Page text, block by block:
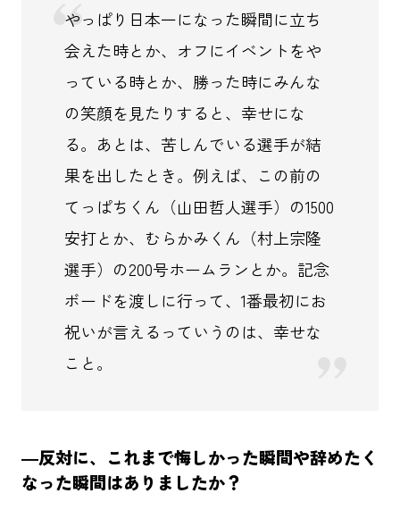
やっぱり日本一になった瞬間に立ち
会えた時とか、オフにイベントをや
っている時とか、勝った時にみんな
の笑顔を見たりすると、幸せにな
る。あとは、苦しんでいる選手が結
果を出したとき。例えば、この前の
てっぱちくん（山田哲人選手）の1500
安打とか、むらかみくん（村上宗隆
選手）の200号ホームランとか。記念
ボードを渡しに行って、1番最初にお
祝いが言えるっていうのは、幸せな
こと。
―反対に、これまで悔しかった瞬間や辞めたく
なった瞬間はありましたか？